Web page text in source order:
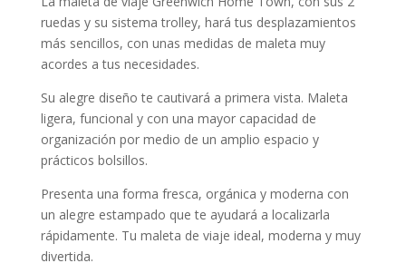
ruedas y su sistema trolley, hará tus desplazamientos
más sencillos, con unas medidas de maleta muy
acordes a tus necesidades.
Su alegre diseño te cautivará a primera vista. Maleta
ligera, funcional y con una mayor capacidad de
organización por medio de un amplio espacio y
prácticos bolsillos.
Presenta una forma fresca, orgánica y moderna con
un alegre estampado que te ayudará a localizarla
rápidamente. Tu maleta de viaje ideal, moderna y muy
divertida.